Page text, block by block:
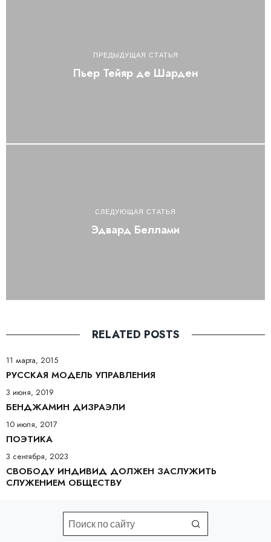
ПРЕДЫДУЩАЯ СТАТЬЯ
Пьер Тейяр де Шарден
СЛЕДУЮЩАЯ СТАТЬЯ
Эдвард Беллами
RELATED POSTS
11 марта, 2015
РУССКАЯ МОДЕЛЬ УПРАВЛЕНИЯ
3 июня, 2019
БЕНДЖАМИН ДИЗРАЭЛИ
10 июля, 2017
ПОЭТИКА
3 сентября, 2023
СВОБОДУ ИНДИВИД ДОЛЖЕН ЗАСЛУЖИТЬ
СЛУЖЕНИЕМ ОБЩЕСТВУ